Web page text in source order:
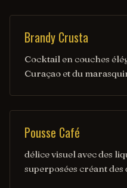
Brandy Crusta
Cocktail en couches
Curaçao et du
Pousse Café
délice visuel avec des
superposées créant